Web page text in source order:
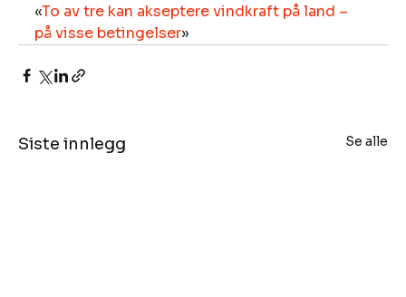
«To av tre kan akseptere vindkraft på land –
på visse betingelser»
Siste innlegg Se alle